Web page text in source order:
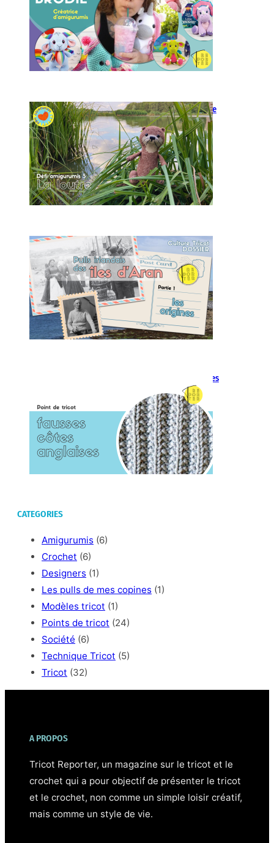
Modèle d’amigurumi : Loutre
à crocheter
L’origine des pulls irlandais
d’Aran
Point de tricot : fausses côtes
CATEGORIES
Amigurumis (6)
Crochet (6)
Designers (1)
Les pulls de mes copines (1)
Modèles tricot (1)
Points de tricot (24)
Société (6)
Technique Tricot (5)
Tricot (32)
A PROPOS
Tricot Reporter, un magazine sur le tricot et le
crochet qui a pour objectif de présenter le tricot
et le crochet, non comme un simple loisir créatif,
mais comme un style de vie.⁣